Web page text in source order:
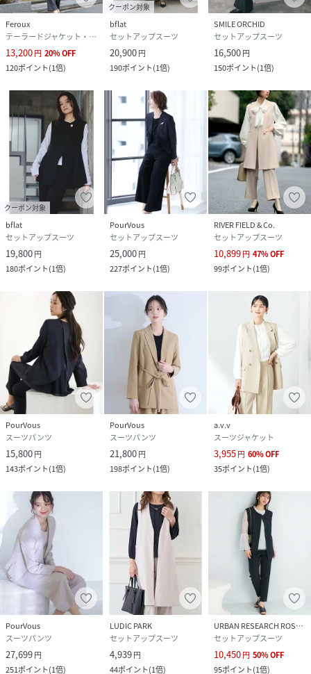
Feroux
テーラードジャケット・ブレザー
13,200円 20%OFF
120ポイント(1倍)
クーポン対象
bflat
セットアップスーツ
20,900円
190ポイント(1倍)
SMILE ORCHID
セットアップスーツ
16,500円
150ポイント(1倍)
クーポン対象
bflat
セットアップスーツ
19,800円
180ポイント(1倍)
PourVous
セットアップスーツ
25,000円
227ポイント(1倍)
RIVER FIELD & Co.
セットアップスーツ
10,899円 47%OFF
99ポイント(1倍)
PourVous
スーツパンツ
15,800円
143ポイント(1倍)
PourVous
スーツパンツ
21,800円
198ポイント(1倍)
a.v.v
スーツジャケット
3,955円 60%OFF
35ポイント(1倍)
PourVous
スーツパンツ
27,699円
251ポイント(1倍)
LUDIC PARK
セットアップスーツ
4,939円
44ポイント(1倍)
URBAN RESEARCH ROSSO
セットアップスーツ
10,450円 50%OFF
95ポイント(1倍)